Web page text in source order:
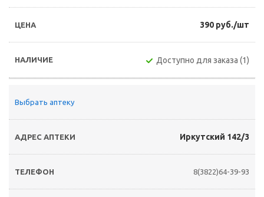
390 руб./шт
Доступно для заказа (1)
Выбрать аптеку
Иркутский 142/3
8(3822)64-39-93